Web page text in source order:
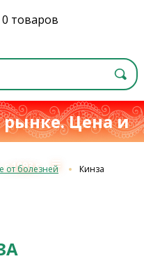
0 товаров
рынке. Цена и
с 1993 г.≡
от болезней Кинза